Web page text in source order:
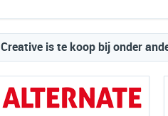
Creative is te koop bij onder